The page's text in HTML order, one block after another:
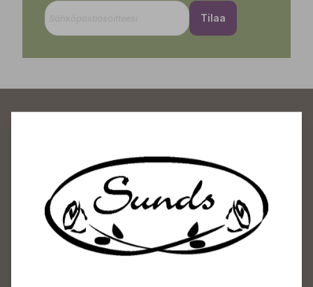
Tilaa
Sundin Puutarhakeskus
Avoinna
Arkisin 09-18